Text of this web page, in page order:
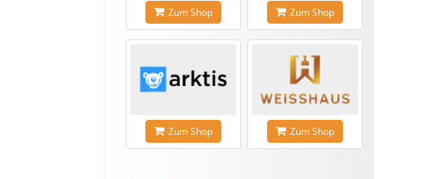
Zum Shop Zum Shop
Zum Shop Zum Shop